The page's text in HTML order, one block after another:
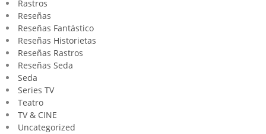
Rastros
Reseñas
Reseñas Fantástico
Reseñas Historietas
Reseñas Rastros
Reseñas Seda
Seda
Series TV
Teatro
TV & CINE
Uncategorized